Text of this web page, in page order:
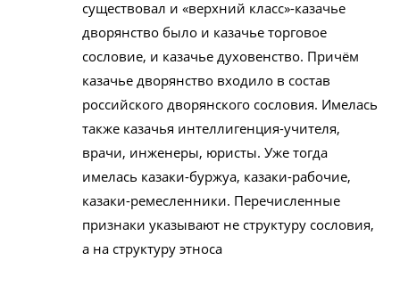
существовал и «верхний класс»-казачье
дворянство было и казачье торговое
сословие, и казачье духовенство. Причём
казачье дворянство входило в состав
российского дворянского сословия. Имелась
также казачья интеллигенция-учителя,
врачи, инженеры, юристы. Уже тогда
имелась казаки-буржуа, казаки-рабочие,
казаки-ремесленники. Перечисленные
признаки указывают не структуру сословия,
а на структуру этноса